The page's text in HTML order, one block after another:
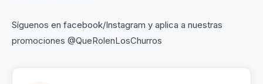
Síguenos en facebook/Instagram y aplica a nuestras
promociones @QueRolenLosChurros